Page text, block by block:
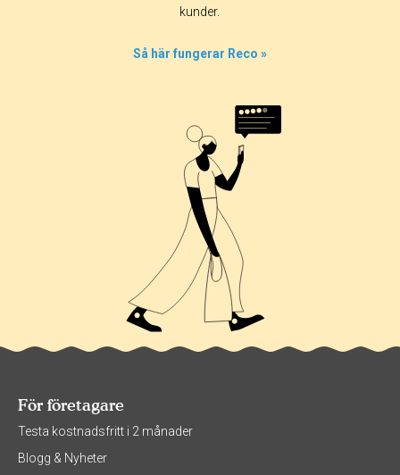
kunder.
Så här fungerar Reco »
För företagare
Testa kostnadsfritt i 2 månader
Blogg & Nyheter